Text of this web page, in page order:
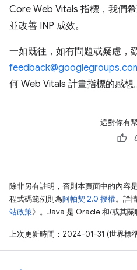
Core Web Vitals 指標，我們
並改善 INP 成效。
一如既往，如有問題或疑慮，
何 Web Vitals 計畫指標的感想。
這對你有
除非另有註明，否則本頁面中的內容
程式碼範例則為阿帕契 2.0 授權。詳
站政策》。Java 是 Oracle 和/或其關
上次更新時間：2024-01-31 (世界標準